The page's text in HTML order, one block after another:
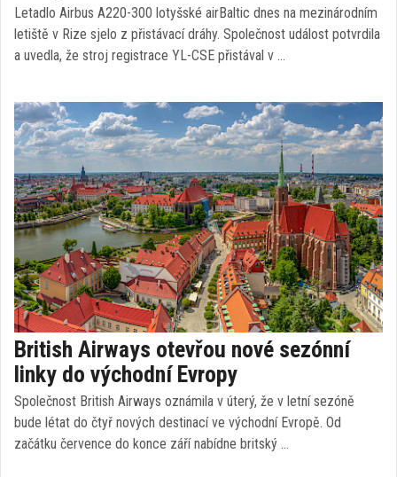
Letadlo Airbus A220-300 lotyšské airBaltic dnes na mezinárodním
letiště v Rize sjelo z přistávací dráhy. Společnost událost potvrdila
a uvedla, že stroj registrace YL-CSE přistával v …
British Airways otevřou nové sezónní
linky do východní Evropy
Společnost British Airways oznámila v úterý, že v letní sezóně
bude létat do čtyř nových destinací ve východní Evropě. Od
začátku července do konce září nabídne britský …